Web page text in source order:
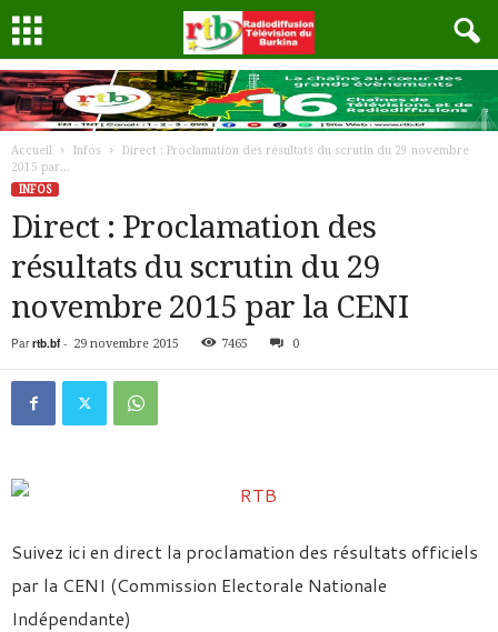
Accueil Infos
Direct : Proclamation des résultats du scrutin du 29 novembre
2015 par...
INFOS
Direct : Proclamation des
résultats du scrutin du 29
novembre 2015 par la CENI
Par rtb.bf- 29 novembre 2015 7465 0
Suivez ici en direct la proclamation des résultats officiels
par la CENI (Commission Electorale Nationale
Indépendante)